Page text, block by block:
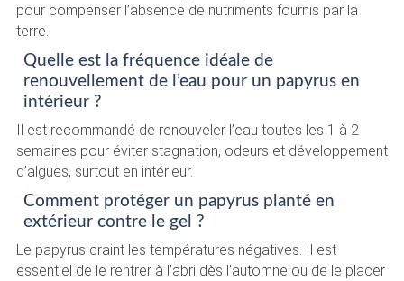
pour compenser l’absence de nutriments fournis par la
terre.
Quelle est la fréquence idéale de
renouvellement de l’eau pour un papyrus en
intérieur ?
Il est recommandé de renouveler l’eau toutes les 1 à 2
semaines pour éviter stagnation, odeurs et développement
d’algues, surtout en intérieur.
Comment protéger un papyrus planté en
extérieur contre le gel ?
Le papyrus craint les températures négatives. Il est
essentiel de le rentrer à l’abri dès l’automne ou de le placer